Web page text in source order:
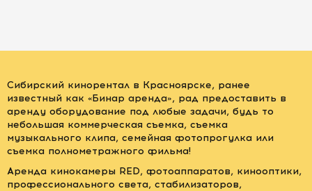
Сибирский кинорентал в Красноярске, ранее
известный как «Бинар аренда», рад предоставить в
аренду оборудование под любые задачи, будь то
небольшая коммерческая съемка, съемка
музыкального клипа, семейная фотопрогулка или
съемка полнометражного фильма!
Аренда кинокамеры RED, фотоаппаратов, кинооптики,
профессионального света, стабилизаторов,